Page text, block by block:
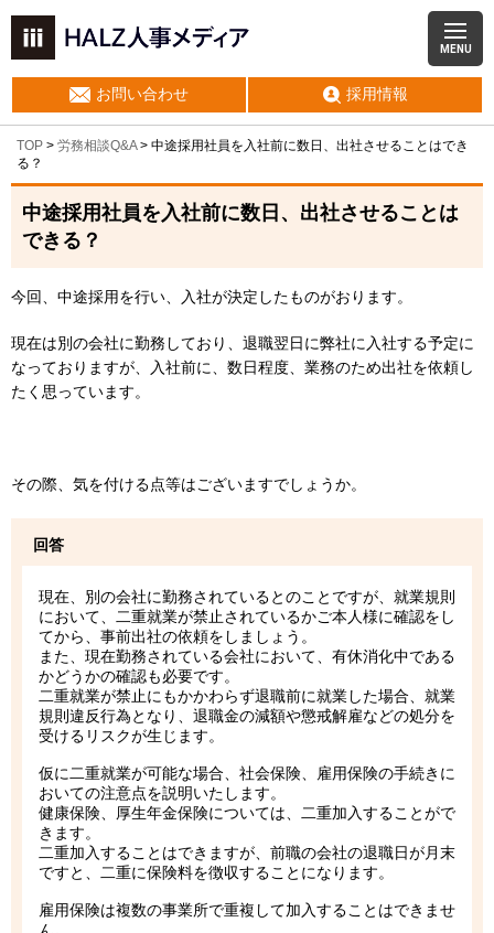
MENU
お問い合わせ 採用情報
TOP > 労務相談Q&A> 中途採用社員を入社前に数日、出社させることはでき
る？
中途採用社員を入社前に数日、出社させることは
できる？
今回、中途採用を行い、入社が決定したものがおります。
現在は別の会社に勤務しており、退職翌日に弊社に入社する予定に
なっておりますが、入社前に、数日程度、業務のため出社を依頼し
たく思っています。
その際、気を付ける点等はございますでしょうか。
回答
現在、別の会社に勤務されているとのことですが、就業規則
において、二重就業が禁止されているかご本人様に確認をし
てから、事前出社の依頼をしましょう。
また、現在勤務されている会社において、有休消化中である
かどうかの確認も必要です。
二重就業が禁止にもかかわらず退職前に就業した場合、就業
規則違反行為となり、退職金の減額や懲戒解雇などの処分を
受けるリスクが生じます。
仮に二重就業が可能な場合、社会保険、雇用保険の手続きに
おいての注意点を説明いたします。
健康保険、厚生年金保険については、二重加入することがで
きます。
二重加入することはできますが、前職の会社の退職日が月末
ですと、二重に保険料を徴収することになります。
雇用保険は複数の事業所で重複して加入することはできませ